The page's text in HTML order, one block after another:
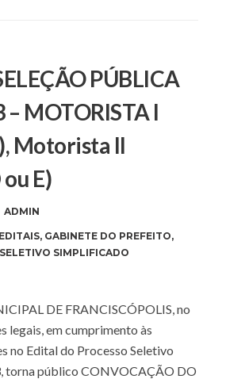
PÚBLICA
MOTORISTA I
Motorista II
E)
ADMIN
EDITAIS, GABINETE DO PREFEITO,
SIMPLIFICADO
DE FRANCISCÓPOLIS, no
legais, em cumprimento às
no Edital do Processo Seletivo
torna público CONVOCAÇÃO DO